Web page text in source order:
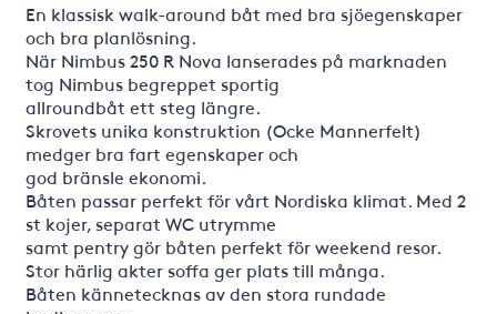
En klassisk walk-around båt med bra sjöegenskaper
och bra planlösning.
När Nimbus 250 R Nova lanserades på marknaden
tog Nimbus begreppet sportig
allroundbåt ett steg längre.
Skrovets unika konstruktion (Ocke Mannerfelt)
medger bra fart egenskaper och
god bränsle ekonomi.
Båten passar perfekt för vårt Nordiska klimat. Med 2
st kojer, separat WC utrymme
samt pentry gör båten perfekt för weekend resor.
Stor härlig akter soffa ger plats till många.
Båten kännetecknas av den stora rundade